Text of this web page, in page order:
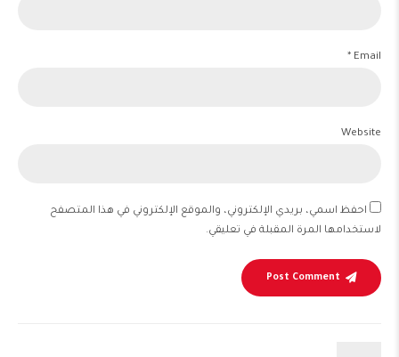
Email *
Website
احفظ اسمي، بريدي الإلكتروني، والموقع الإلكتروني في هذا المتصفح
لاستخدامها المرة المقبلة في تعليقي.
Post Comment